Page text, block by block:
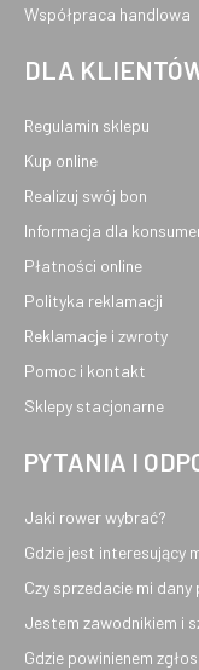
Współpraca handlowa
DLA
Regulamin sklepu
Kup online
Realizuj swój bon
Informacja dla
Płatności online
Polityka reklamacji
Reklamacje i zwroty
Pomoc i kontakt
Sklepy stacjonarne
PYTANIA I
Jaki rower wybrać?
Gdzie jest interesujący
Czy sprzedacie mi
Jestem zawodnikiem i
Gdzie powinienem